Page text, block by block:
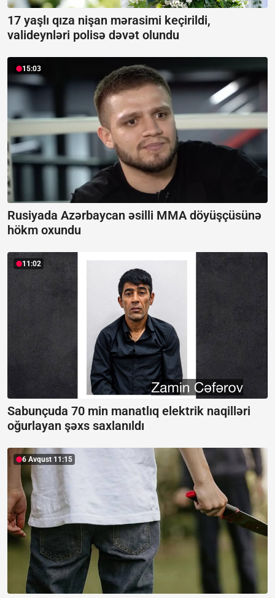
17 yaşlı qıza nişan mərasimi keçirildi,
valideynləri polisə dəvət olundu
15:03
Rusiyada Azərbaycan əsilli MMA döyüşçüsünə
hökm oxundu
11:02
Sabunçuda 70 min manatlıq elektrik naqilləri
oğurlayan şəxs saxlanıldı
6 Avqust 11:15